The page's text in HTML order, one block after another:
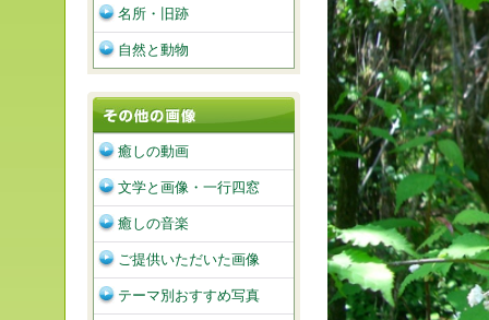
名所・旧跡
自然と動物
癒しの動画
文学と画像・一行四窓
癒しの音楽
ご提供いただいた画像
テーマ別おすすめ写真